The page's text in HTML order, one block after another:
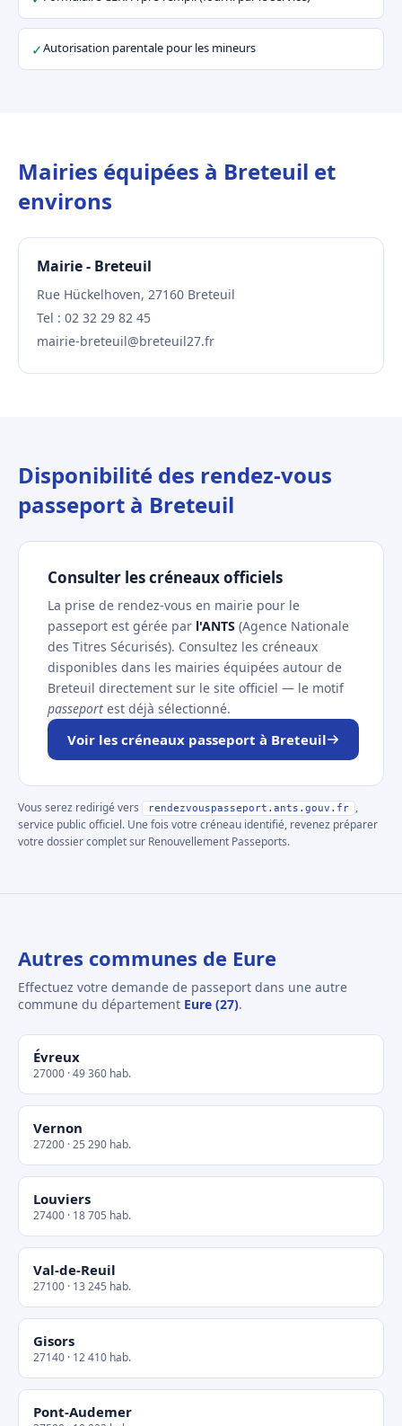
✓Autorisation parentale pour les mineurs
Mairies équipées à Breteuil et
environs
Mairie - Breteuil
Rue Hückelhoven, 27160 Breteuil
Tel : 02 32 29 82 45
mairie-breteuil@breteuil27.fr
Disponibilité des rendez-vous
passeport à Breteuil
Consulter les créneaux officiels
La prise de rendez-vous en mairie pour le
passeport est gérée par l'ANTS (Agence Nationale
des Titres Sécurisés). Consultez les créneaux
disponibles dans les mairies équipées autour de
Breteuil directement sur le site officiel — le motif
passeport est déjà sélectionné.
Voir les créneaux passeport à Breteuil
Vous serez redirigé vers rendezvouspasseport.ants.gouv.fr
,
service public officiel. Une fois votre créneau identifié, revenez préparer
votre dossier complet sur Renouvellement Passeports.
Autres communes de Eure
Effectuez votre demande de passeport dans une autre
commune du département Eure (27).
Évreux
27000 · 49 360 hab.
Vernon
27200 · 25 290 hab.
Louviers
27400 · 18 705 hab.
Val-de-Reuil
27100 · 13 245 hab.
Gisors
27140 · 12 410 hab.
Pont-Audemer